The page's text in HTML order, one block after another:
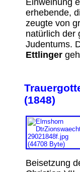
Einweihung
erhebende,
zeugte von
natürlich der
Judentums.
Ettlinger
(1848)
Beisetzung